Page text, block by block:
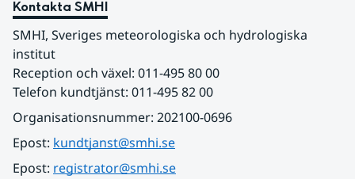
Kontakta SMHI
SMHI, Sveriges meteorologiska och hydrologiska
institut
Reception och växel: 011-495 80 00
Telefon kundtjänst: 011-495 82 00
Organisationsnummer: 202100-0696
Epost: kundtjanst@smhi.se
Epost: registrator@smhi.se